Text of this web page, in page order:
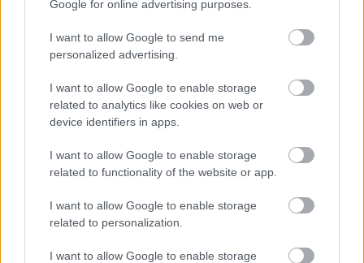
Google for online advertising purposes.
I want to allow Google to send me
personalized advertising.
I want to allow Google to enable storage
related to analytics like cookies on web or
device identifiers in apps.
I want to allow Google to enable storage
related to functionality of the website or app.
I want to allow Google to enable storage
related to personalization.
I want to allow Google to enable storage
διακοπές σε κυκλαδονήσια
«Στούντιο 4»: Το τρίτο όνομα της παρέας του